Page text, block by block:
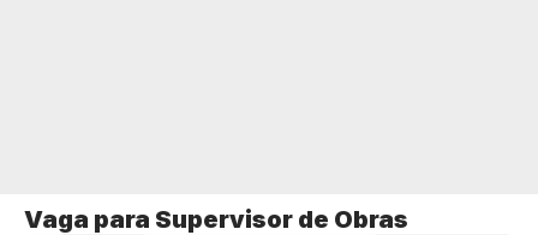
Vaga para Supervisor de Obras